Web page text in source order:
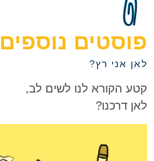
פוסטים נוספים
לאן אני רץ?
קטע הקורא לנו לשים לב,
לאן דרכנו?